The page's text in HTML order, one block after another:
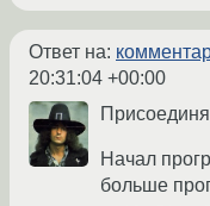
Ответ на:
20:31:04 +00:00
Начал
больше